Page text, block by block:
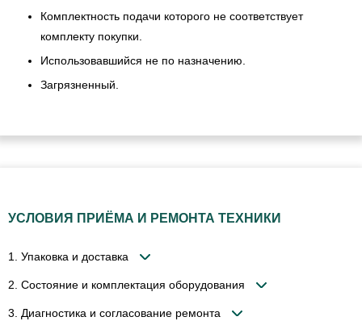
Комплектность подачи которого не соответствует
комплекту покупки.
Использовавшийся не по назначению.
Загрязненный.
УСЛОВИЯ ПРИЁМА И РЕМОНТА ТЕХНИКИ
1. Упаковка и доставка
2. Состояние и комплектация оборудования
3. Диагностика и согласование ремонта